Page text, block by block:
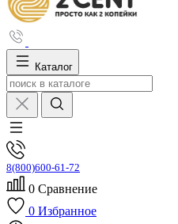
Каталог
8(800)600-61-72
0 Сравнение
0 Избранное